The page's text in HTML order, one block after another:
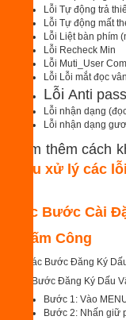
Lỗi Tự động trả
Lỗi Tự động mất
Lỗi Liệt bàn phím
Lỗi Recheck Min
Lỗi Muti_User
Lỗi Lỗi mắt đọc
Lỗi Anti pass
Lỗi nhận dạng
Lỗi nhận dạng
Xem thêm cách
Liệu xử lý các
Các Bước Cài
Chấm Công
Các Bước Đăng Ký Dấu
Bước 1: Vào
Bước 2: Nhấn giữ